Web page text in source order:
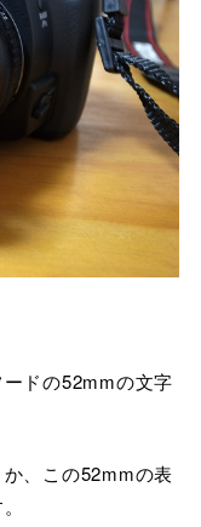
ドの52mmの文字
、この52mmの表